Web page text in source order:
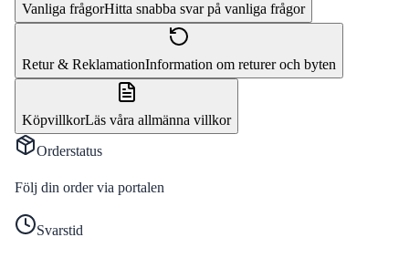
Vanliga frågorHitta snabba svar på vanliga frågor
Retur & ReklamationInformation om returer och byten
KöpvillkorLäs våra allmänna villkor
Orderstatus
Följ din order via portalen
Svarstid